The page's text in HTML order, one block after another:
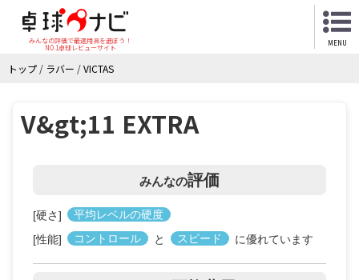
みんなの評価で最適用具を選ぼう！
NO.1卓球レビューサイト
MENU
トップ / ラバー /VICTAS
V&gt;11 EXTRA
みんなの評価
[硬さ]
平均レベルの硬度
[性能]
コントロール と スピード に優れています